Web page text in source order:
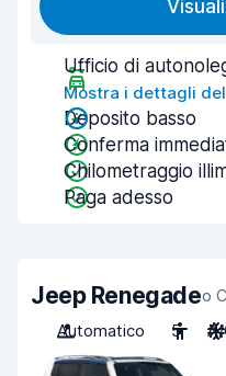
Ufficio di
Mostra i dettagli
Deposito basso
Conferma
Chilometraggio
Paga adesso
Jeep Renegadeo
Automatico
5